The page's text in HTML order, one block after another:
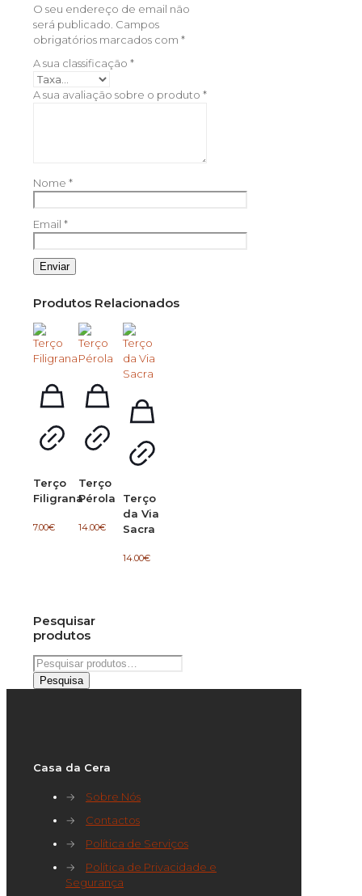
O seu endereço de email não
será publicado. Campos
obrigatórios marcados com *
A sua classificação *
A sua avaliação sobre o produto *
Nome *
Email *
Produtos Relacionados
Terço
Filigrana
7.00€
Terço
Pérola
14.00€
Terço
da Via
Sacra
14.00€
Pesquisar
produtos
Pesquisar
por:
Pesquisa
Casa da Cera
→
Sobre Nós
→
Contactos
→
Política de Serviços
→
Política de Privacidade e
Segurança